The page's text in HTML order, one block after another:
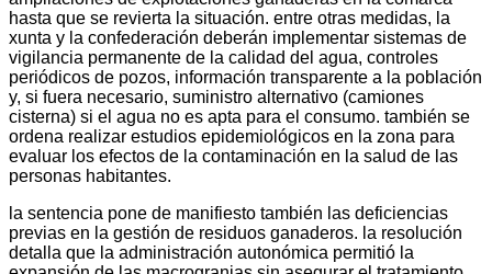
hasta que se revierta la situación. entre otras medidas, la
xunta y la confederación deberán implementar sistemas de
vigilancia permanente de la calidad del agua, controles
periódicos de pozos, información transparente a la población
y, si fuera necesario, suministro alternativo (camiones
cisterna) si el agua no es apta para el consumo. también se
ordena realizar estudios epidemiológicos en la zona para
evaluar los efectos de la contaminación en la salud de las
personas habitantes.
la sentencia pone de manifiesto también las deficiencias
previas en la gestión de residuos ganaderos. la resolución
detalla que la administración autonómica permitió la